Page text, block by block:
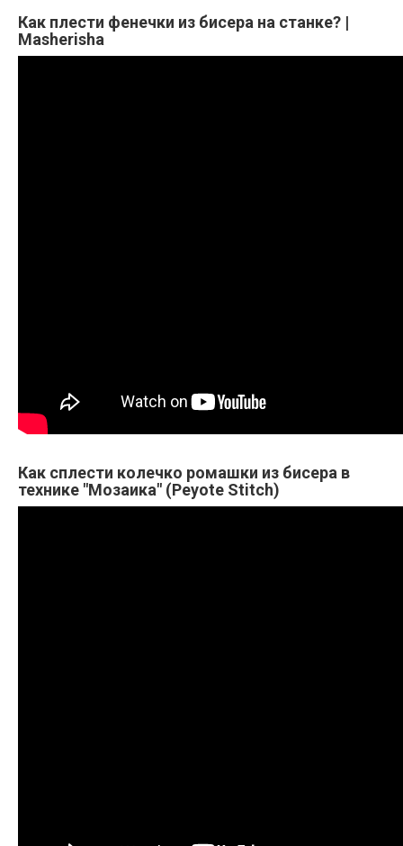
Как плести фенечки из бисера на станке? |
Masherisha
Как сплести колечко ромашки из бисера в
технике "Мозаика" (Peyote Stitch)